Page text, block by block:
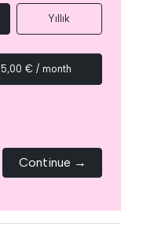
Yıllık
5,00 € / month
Continue →